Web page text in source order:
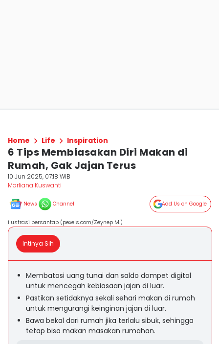
Home Life Inspiration
6 Tips Membiasakan Diri Makan di
Rumah, Gak Jajan Terus
10 Jun 2025, 07:18 WIB
Marliana Kuswanti
News Channel Add Us on Google
ilustrasi bersantap (pexels.com/Zeynep M.)
Intinya Sih
Membatasi uang tunai dan saldo dompet digital
untuk mencegah kebiasaan jajan di luar.
Pastikan setidaknya sekali sehari makan di rumah
untuk mengurangi keinginan jajan di luar.
Bawa bekal dari rumah jika terlalu sibuk, sehingga
tetap bisa makan masakan rumahan.